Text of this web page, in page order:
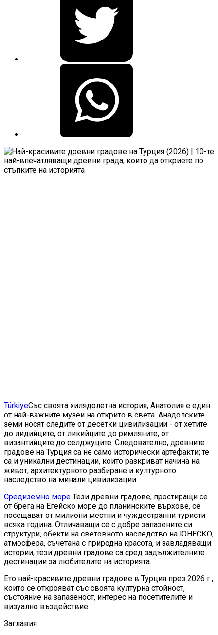
TürkiyeСъс своята хилядолетна история, Анатолия е един
от най-важните музеи на открито в света. Анадолските
земи носят следите от десетки цивилизации - от хетите
до лидийците, от ликийците до римляните, от
византийците до селджуците. Следователно, древните
градове на Турция са не само исторически артефакти; те
са и уникални дестинации, които разкриват начина на
живот, архитектурното разбиране и културното
наследство на минали цивилизации.
Средиземно море Тези древни градове, простиращи се
от брега на Егейско море до планинските върхове, се
посещават от милиони местни и чуждестранни туристи
всяка година. Отличаващи се с добре запазените си
структури, обекти на световното наследство на ЮНЕСКО,
атмосфера, съчетана с природна красота, и завладяващи
истории, тези древни градове са сред задължителните
дестинации за любителите на историята.
Ето най-красивите древни градове в Турция през 2026 г.,
които се открояват със своята културна стойност,
състояние на запазеност, интерес на посетителите и
визуално въздействие…
Заглавия